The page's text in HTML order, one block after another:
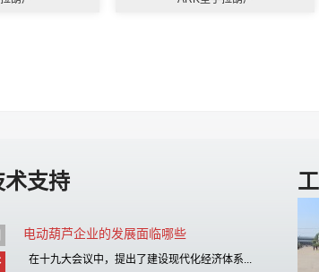
术支持
电动葫芦企业的发展面临哪些
在十九大会议中，提出了建设现代化经济体系...